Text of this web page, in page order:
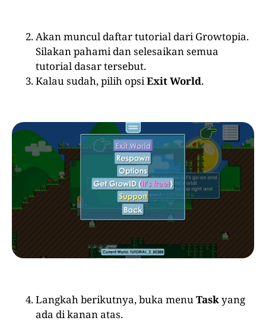
Akan muncul daftar tutorial dari Growtopia.
Silakan pahami dan selesaikan semua
tutorial dasar tersebut.
Kalau sudah, pilih opsiExit World.
Langkah berikutnya, buka menuTaskyang
ada di kanan atas.